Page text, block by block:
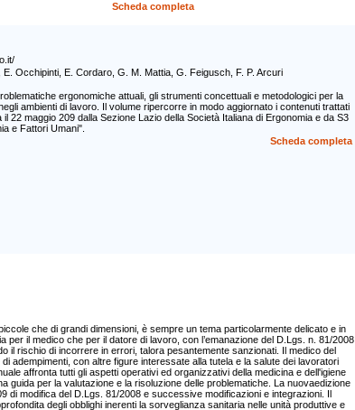
Scheda completa
Occhipinti, E. Cordaro, G. M. Mattia, G. Feigusch, F. P. Arcuri
ergonomiche attuali, gli strumenti concettuali e metodologici per la
ambienti di lavoro. Il volume ripercorre in modo aggiornato i contenuti trattati
maggio 209 dalla Sezione Lazio della Società Italiana di Ergonomia e da S3
e Fattori Umani".
Scheda completa
che di grandi dimensioni, è sempre un tema particolarmente delicato e in
il medico che per il datore di lavoro, con l’emanazione del D.Lgs. n. 81/2008
il rischio di incorrere in errori, talora pesantemente sanzionati. Il medico del
adempimenti, con altre figure interessate alla tutela e la salute dei lavoratori
affronta tutti gli aspetti operativi ed organizzativi della medicina e dell'igiene
guida per la valutazione e la risoluzione delle problematiche. La nuovaedizione
di modifica del D.Lgs. 81/2008 e successive modificazioni e integrazioni. Il
degli obblighi inerenti la sorveglianza sanitaria nelle unità produttive e